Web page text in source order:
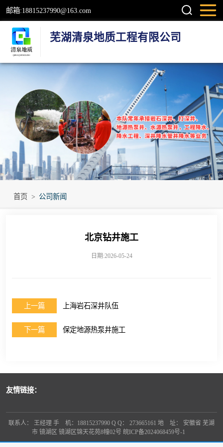
邮箱:18815237990@163.com
芜湖清泉地质工程有限公司
首页 > 公司新闻
北京钻井施工
日期:2026-05-24
上一篇 上海岩石深井队伍
下一篇 保定地源热泵井施工
友情链接：
联系人： 王经理 手 机：18815237990 Q Q： 273665161 地 址： 安徽省 芜湖
市 镜湖区 镜湖区锦天花苑8幢02号 皖ICP备2024068459号-1
检测井
地源热泵井
温泉地热井
岩石井
工程降水井